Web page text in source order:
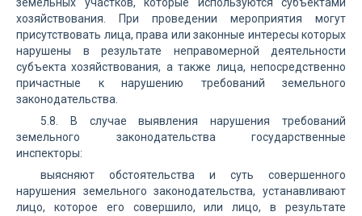
хозяйствования. При проведении мероприятия могут
присутствовать лица, права или законные интересы которых
нарушены в результате неправомерной деятельности
субъекта хозяйствования, а также лица, непосредственно
причастные к нарушению требований земельного
законодательства.
5.8. В случае выявления нарушения требований
земельного законодательства государственные
инспекторы:
выясняют обстоятельства и суть совершенного
нарушения земельного законодательства, устанавливают
лицо, которое его совершило, или лицо, в результате